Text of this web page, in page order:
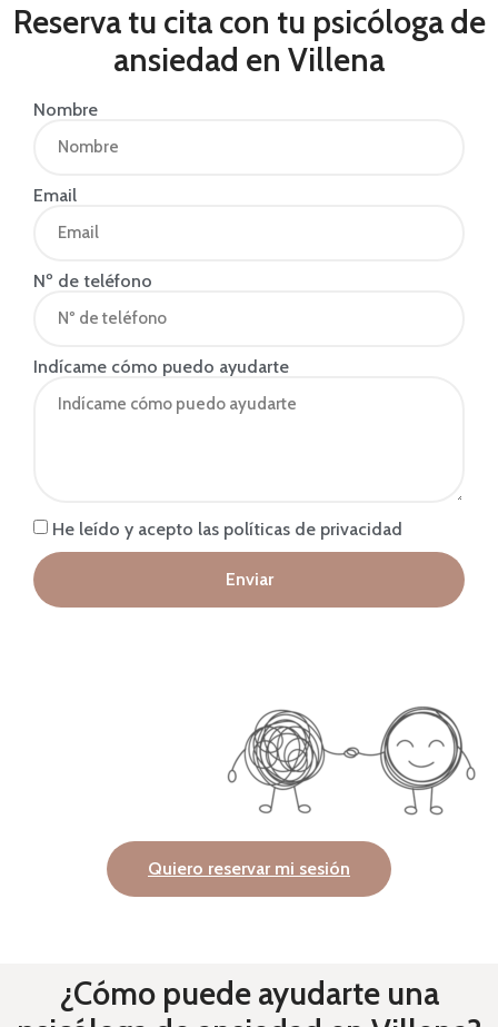
Reserva tu cita con tu psicóloga de
ansiedad en Villena
Nombre
Email
Nº de teléfono
Indícame cómo puedo ayudarte
He leído y acepto las políticas de privacidad
Enviar
Quiero reservar mi sesión
¿Cómo puede ayudarte una